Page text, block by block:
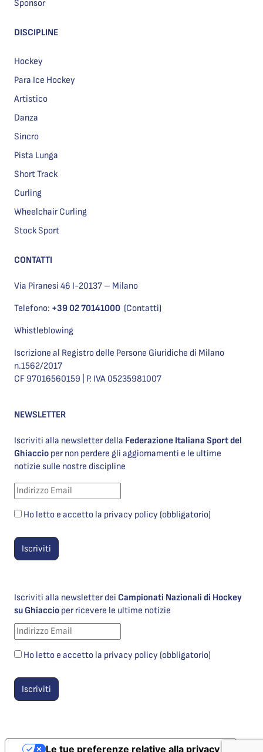
Sponsor
DISCIPLINE
Hockey
Para Ice Hockey
Artistico
Danza
Sincro
Pista Lunga
Short Track
Curling
Wheelchair Curling
Stock Sport
CONTATTI
Via Piranesi 46 I-20137 – Milano
Telefono: +39 02 70141000 (Contatti)
Whistleblowing
Iscrizione al Registro delle Persone Giuridiche di Milano
n.1562/2017
CF 97016560159 | P. IVA 05235981007
NEWSLETTER
Iscriviti alla newsletter della Federazione Italiana Sport del
Ghiaccio per non perdere gli aggiornamenti e le ultime
notizie sulle nostre discipline
Ho letto e accetto la privacy policy (obbligatorio)
Iscriviti alla newsletter dei Campionati Nazionali di Hockey
su Ghiaccio per ricevere le ultime notizie
Ho letto e accetto la privacy policy (obbligatorio)
Le tue preferenze relative alla privacy